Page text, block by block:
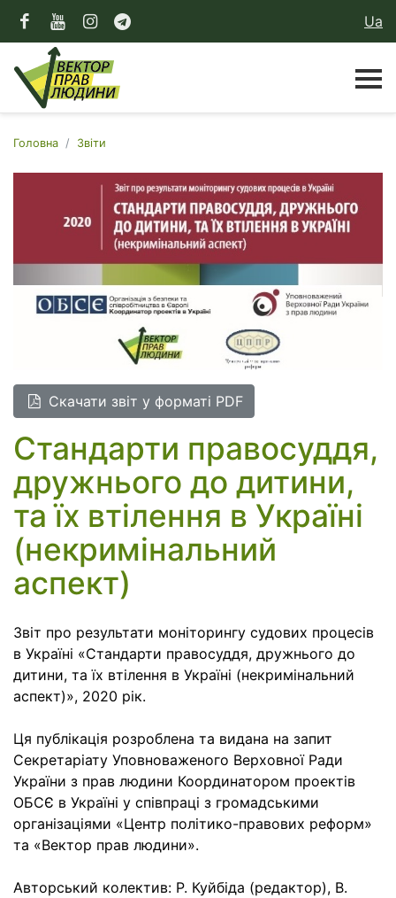
Ua
Головна Звіти
Cкачати звіт у форматі PDF
Стандарти правосуддя,
дружнього до дитини,
та їх втілення в Україні
(некримінальний
аспект)
Звіт про результати моніторингу судових процесів
в Україні «Стандарти правосуддя, дружнього до
дитини, та їх втілення в Україні (некримінальний
аспект)», 2020 рік.
Ця публікація розроблена та видана на запит
Секретаріату Уповноваженого Верховної Ради
України з прав людини Координатором проектів
ОБСЄ в Україні у співпраці з громадськими
організаціями «Центр політико-правових реформ»
та «Вектор прав людини».
Авторський колектив: Р. Куйбіда (редактор), В.